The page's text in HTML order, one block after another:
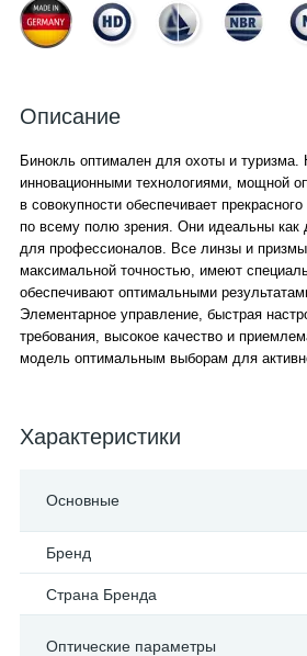
Описание
Бинокль оптимален для охоты и
инновационными технологиями, мощной
в совокупности обеспечивает
по всему полю зрения. Они идеальны как
для профессионалов. Все линзы и
максимальной точностью, имеют
обеспечивают оптимальными
Элементарное управление, быстрая
требования, высокое качество и
модель оптимальным выборам для
Характеристики
Основные
Бренд
Страна Бренда
Оптические параметры